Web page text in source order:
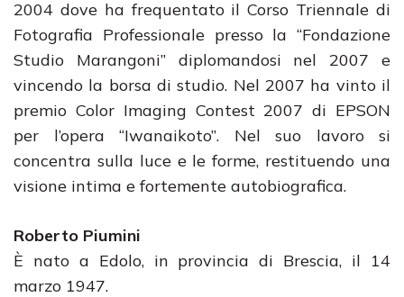
2004 dove ha frequentato il Corso Triennale di
Fotografia Professionale presso la “Fondazione
Studio Marangoni” diplomandosi nel 2007 e
vincendo la borsa di studio. Nel 2007 ha vinto il
premio Color Imaging Contest 2007 di EPSON
per l’opera “Iwanaikoto”. Nel suo lavoro si
concentra sulla luce e le forme, restituendo una
visione intima e fortemente autobiografica.
Roberto Piumini
È nato a Edolo, in provincia di Brescia, il 14
marzo 1947.